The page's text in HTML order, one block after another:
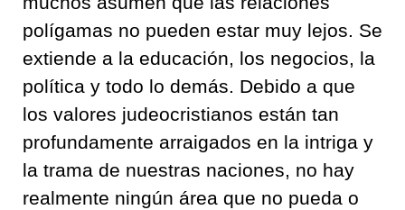
polígamas no pueden estar muy lejos. Se
extiende a la educación, los negocios, la
política y todo lo demás. Debido a que
los valores judeocristianos están tan
profundamente arraigados en la intriga y
la trama de nuestras naciones, no hay
realmente ningún área que no pueda o